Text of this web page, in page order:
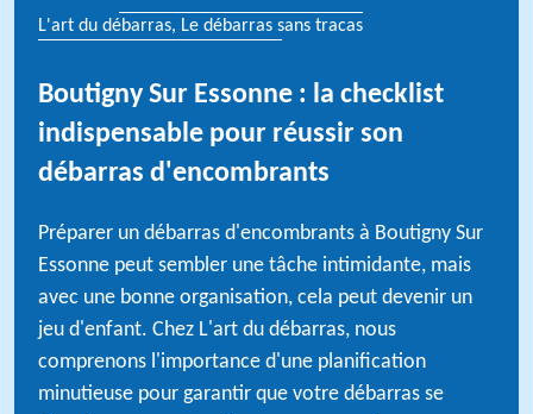
L'art du débarras, Le débarras sans tracas
Boutigny Sur Essonne : la checklist
indispensable pour réussir son
débarras d'encombrants
Préparer un débarras d'encombrants à Boutigny Sur
Essonne peut sembler une tâche intimidante, mais
avec une bonne organisation, cela peut devenir un
jeu d'enfant. Chez L'art du débarras, nous
comprenons l'importance d'une planification
minutieuse pour garantir que votre débarras se